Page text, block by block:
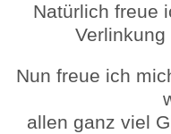
Natürlich freue
Nun freue ich
allen ganz viel